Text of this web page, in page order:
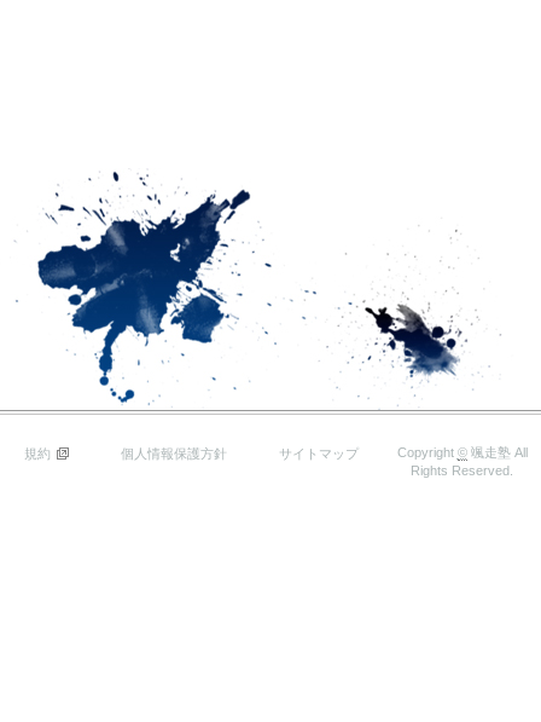
規約 個人情報保護方針 サイトマップ Copyright © 颯走塾All
Rights Reserved.